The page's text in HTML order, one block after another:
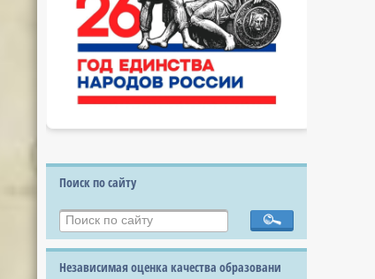
Поиск по сайту
Независимая оценка качества образовани